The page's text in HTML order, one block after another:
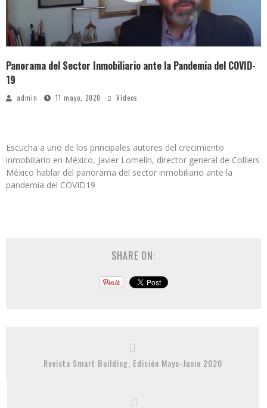
Panorama del Sector Inmobiliario ante la Pandemia del COVID-
19
admin 11 mayo, 2020 Videos
Escucha a uno de los principales autores del crecimiento
inmobiliario en México, Javier Lomelín, director general de Colliers
México hablar del panorama del sector inmobiliario ante la
pandemia del COVID19
SHARE ON:
Revista Smart Building, Edición Mayo-Junio 2020